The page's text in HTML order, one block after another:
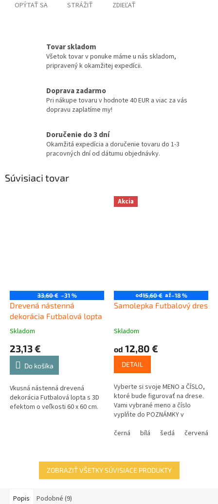
OPÝTAŤ SA STRÁŽIŤ ZDIEĽAŤ
Tovar skladom
Všetok tovar v ponuke máme u nás skladom,
pripravený k okamžitej expedícii.
Doprava zadarmo
Pri nákupe tovaru v hodnote 40 EUR a viac za vás
dopravu zaplatíme my!
Doručenie do 3 dní
Okamžitá expedícia a doručenie tovaru do 1-3
pracovných dní od dátumu objednávky.
Súvisiaci tovar
33,60 € –31 %
Drevená nástenná
dekorácia Futbalová lopta
Skladom
23,13 €
Do košíka
Vkusná nástenná drevená
dekorácia Futbalová lopta s 3D
efektom o veľkosti 60 x 60 cm.
Akcia
od15,60 € až–18 %
Samolepka Futbalový dres
Skladom
od 12,80 €
DETAIL
Vyberte si svoje MENO a ČÍSLO,
ktoré bude figurovať na drese.
Vami vybrané meno a číslo
vyplňte do POZNÁMKY v
černá
bílá šedá červená
ZOBRAZIŤ VŠETKY SÚVISIACE PRODUKTY
Popis Podobné (9)